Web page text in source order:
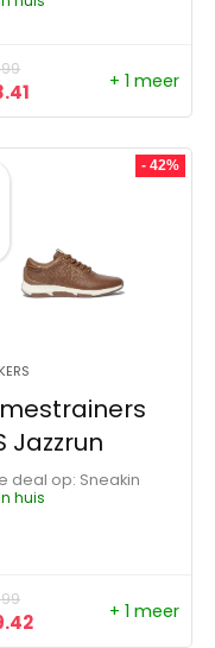
prijs
Huidige prijs is:
+ 1 meer
- 42%
Jazzrun
deal op:
Sneakin
huis
prijs was:
Huidige prijs is:
+ 1 meer